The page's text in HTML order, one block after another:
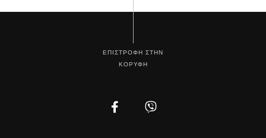
ΕΠΙΣΤΡΟΦΗ ΣΤΗΝ
ΚΟΡΥΦΗ